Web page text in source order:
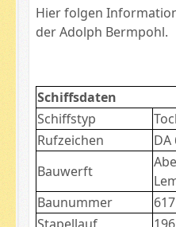
Hier folgen
der Adolph Bermpohl.
Schiffsdaten
Schiffstyp
Rufzeichen
DA
Bauwerft
Baunummer